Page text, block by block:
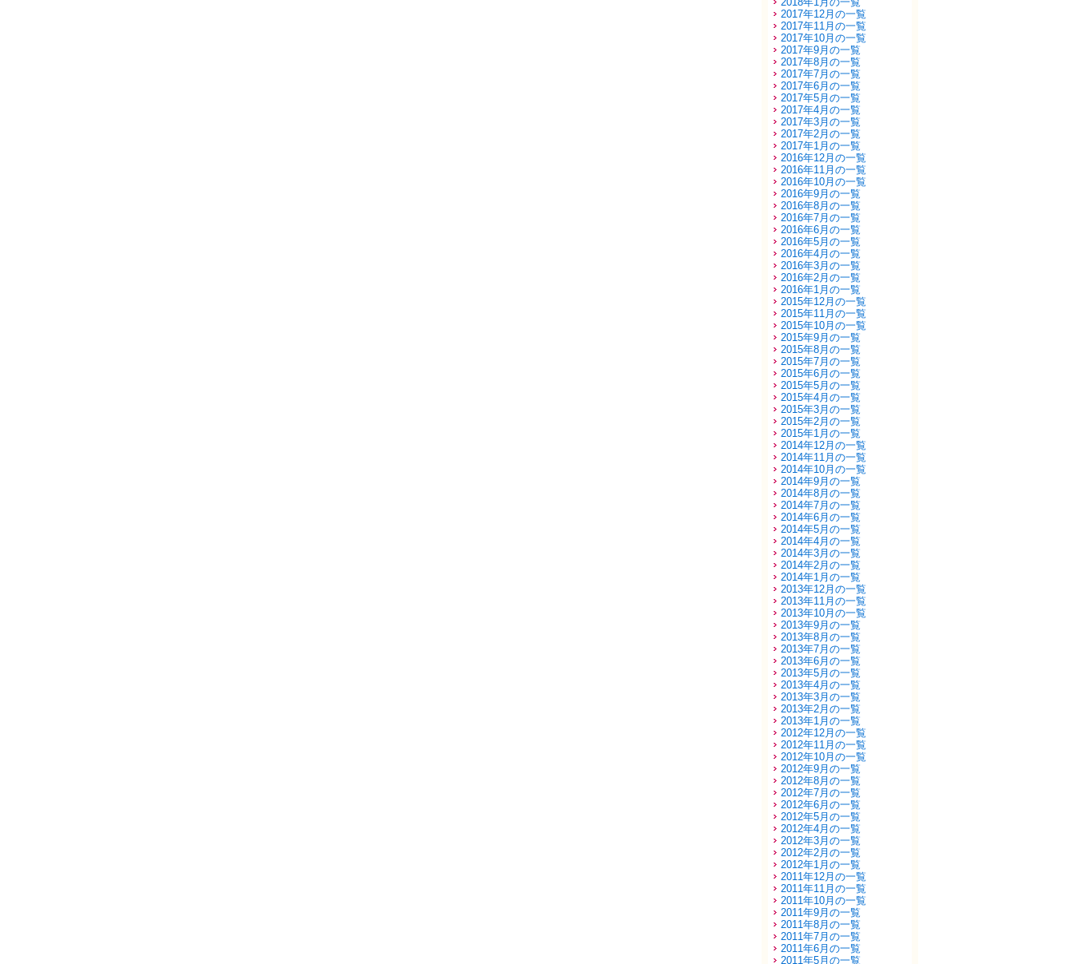
2017年12月の一覧
2017年11月の一覧
2017年10月の一覧
2017年9月の一覧
2017年8月の一覧
2017年7月の一覧
2017年6月の一覧
2017年5月の一覧
2017年4月の一覧
2017年3月の一覧
2017年2月の一覧
2017年1月の一覧
2016年12月の一覧
2016年11月の一覧
2016年10月の一覧
2016年9月の一覧
2016年8月の一覧
2016年7月の一覧
2016年6月の一覧
2016年5月の一覧
2016年4月の一覧
2016年3月の一覧
2016年2月の一覧
2016年1月の一覧
2015年12月の一覧
2015年11月の一覧
2015年10月の一覧
2015年9月の一覧
2015年8月の一覧
2015年7月の一覧
2015年6月の一覧
2015年5月の一覧
2015年4月の一覧
2015年3月の一覧
2015年2月の一覧
2015年1月の一覧
2014年12月の一覧
2014年11月の一覧
2014年10月の一覧
2014年9月の一覧
2014年8月の一覧
2014年7月の一覧
2014年6月の一覧
2014年5月の一覧
2014年4月の一覧
2014年3月の一覧
2014年2月の一覧
2014年1月の一覧
2013年12月の一覧
2013年11月の一覧
2013年10月の一覧
2013年9月の一覧
2013年8月の一覧
2013年7月の一覧
2013年6月の一覧
2013年5月の一覧
2013年4月の一覧
2013年3月の一覧
2013年2月の一覧
2013年1月の一覧
2012年12月の一覧
2012年11月の一覧
2012年10月の一覧
2012年9月の一覧
2012年8月の一覧
2012年7月の一覧
2012年6月の一覧
2012年5月の一覧
2012年4月の一覧
2012年3月の一覧
2012年2月の一覧
2012年1月の一覧
2011年12月の一覧
2011年11月の一覧
2011年10月の一覧
2011年9月の一覧
2011年8月の一覧
2011年7月の一覧
2011年6月の一覧
2011年5月の一覧